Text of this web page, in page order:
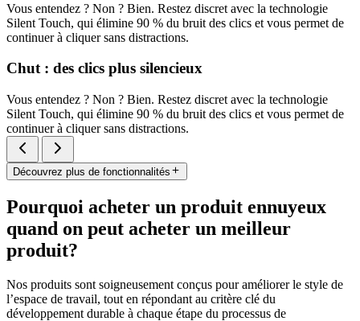
Vous entendez ? Non ? Bien. Restez discret avec la technologie
Silent Touch, qui élimine 90 % du bruit des clics et vous permet de
continuer à cliquer sans distractions.
Chut : des clics plus silencieux
Vous entendez ? Non ? Bien. Restez discret avec la technologie
Silent Touch, qui élimine 90 % du bruit des clics et vous permet de
continuer à cliquer sans distractions.
Découvrez plus de fonctionnalités
Pourquoi acheter un produit ennuyeux
quand on peut acheter un meilleur
produit?
Nos produits sont soigneusement conçus pour améliorer le style de
l’espace de travail, tout en répondant au critère clé du
développement durable à chaque étape du processus de